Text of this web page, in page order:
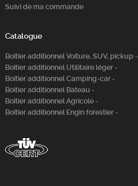
Suivi de ma commande
Catalogue
Boitier additionnel Voiture, SUV, pickup -
Boitier additionnel Utilitaire léger -
Boitier additionnel Camping-car -
Boitier additionnel Bateau -
Boitier additionnel Agricole -
Boitier additionnel Engin forestier -